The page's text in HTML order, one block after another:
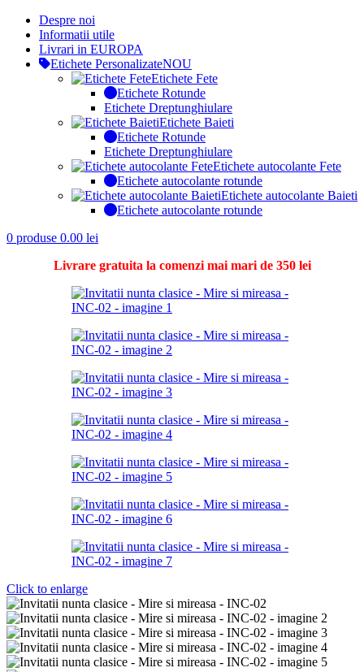
Despre noi
Informatii utile
Livrari in EUROPA
Etichete PersonalizateNOU
Etichete Fete
Etichete Rotunde
Etichete Dreptunghiulare
Etichete Baieti
Etichete Rotunde
Etichete Dreptunghiulare
Etichete autocolante Fete
Etichete autocolante rotunde
Etichete autocolante Baieti
Etichete autocolante rotunde
0 produse 0.00 lei
Livrare gratuita la comenzi mai mari de 350 lei
Click to enlarge